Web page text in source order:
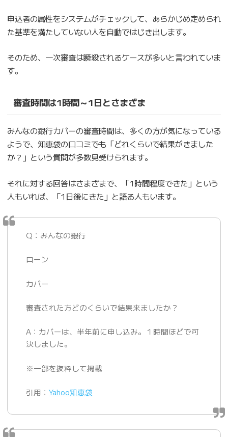
申込者の属性をシステムがチェックして、あらかじめ定められ
た基準を満たしていない人を自動ではじき出します。
そのため、一次審査は瞬殺されるケースが多いと言われていま
す。
審査時間は1時間～1日とさまざま
みんなの銀行カバーの審査時間は、多くの方が気になっている
ようで、知恵袋の口コミでも「どれくらいで結果がきました
か？」という質問が多数見受けられます。
それに対する回答はさまざまで、「1時間程度できた」という
人もいれば、「1日後にきた」と語る人もいます。
Q：みんなの銀行
ローン
カバー
審査された方どのくらいで結果来ましたか？
A：カバーは、半年前に申し込み。１時間ほどで可
決しました。
※一部を抜粋して掲載
引用：Yahoo知恵袋